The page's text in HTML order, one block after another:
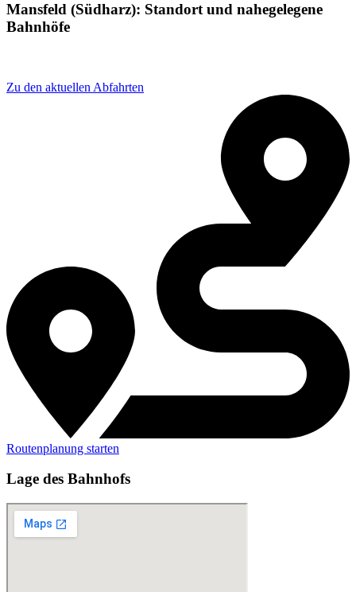
Mansfeld (Südharz): Standort und nahegelegene
Bahnhöfe
Zu den aktuellen Abfahrten
Routenplanung starten
Lage des Bahnhofs